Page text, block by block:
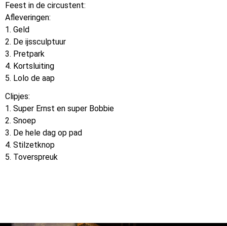
Feest in de circustent:
Afleveringen:
1. Geld
2. De ijssculptuur
3. Pretpark
4. Kortsluiting
5. Lolo de aap
Clipjes:
1. Super Ernst en super Bobbie
2. Snoep
3. De hele dag op pad
4. Stilzetknop
5. Toverspreuk